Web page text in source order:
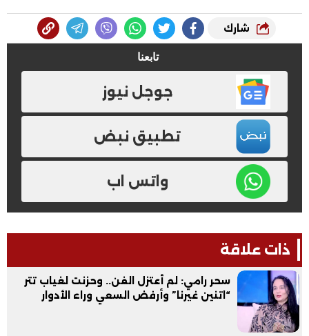
شارك
تابعنا
جوجل نيوز
تطبيق نبض
واتس اب
ذات علاقة
سحر رامي: لم أعتزل الفن.. وحزنت لغياب تتر
“اتنين غيرنا” وأرفض السعي وراء الأدوار